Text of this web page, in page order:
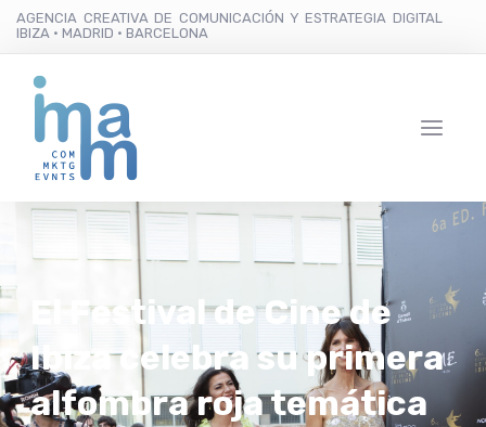
AGENCIA CREATIVA DE COMUNICACIÓN Y ESTRATEGIA DIGITAL
IBIZA · MADRID · BARCELONA
El Festival de Cine de
Ibiza celebra su primera
alfombra roja temática